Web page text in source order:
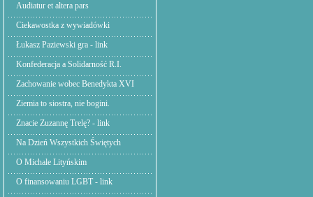
Audiatur et altera pars
Ciekawostka z wywiadówki
Łukasz Paziewski gra - link
Konfederacja a Solidarność R.I.
Zachowanie wobec Benedykta XVI
Ziemia to siostra, nie bogini.
Znacie Zuzannę Trelę? - link
Na Dzień Wszystkich Świętych
O Michale Lityńskim
O finansowaniu LGBT - link